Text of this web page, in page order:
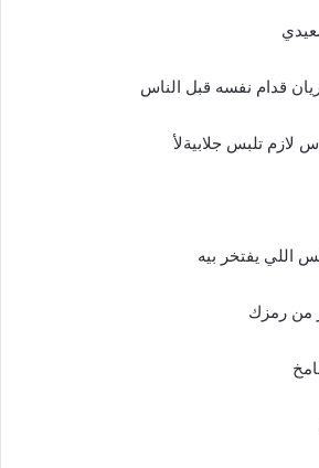
قدام نفسه قبل الناس
لازم تلبس جلابيةلأ
اللي يفتخر بيه
من رمزك